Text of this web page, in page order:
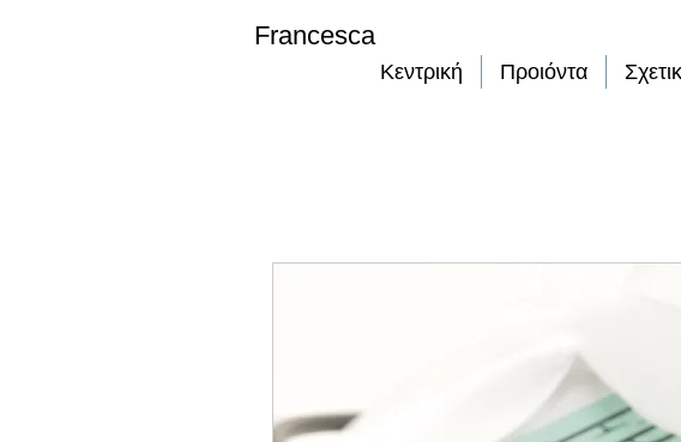
Κεντρική Προιόντα
Francesca